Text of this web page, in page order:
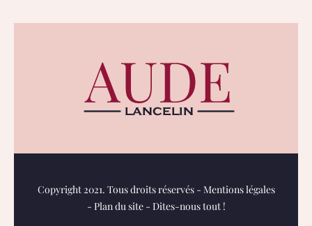
Copyright 2021. Tous droits réservés - Mentions légales
- Plan du site- Dites-nous tout !